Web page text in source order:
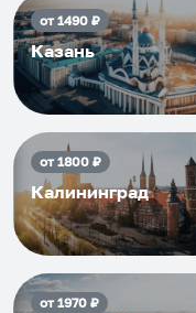
от1490₽
Казань
от1800₽
Калининград
от1970₽